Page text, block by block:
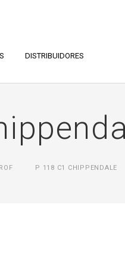
DISTRIBUIDORES
P 118 C1 CHIPPENDALE